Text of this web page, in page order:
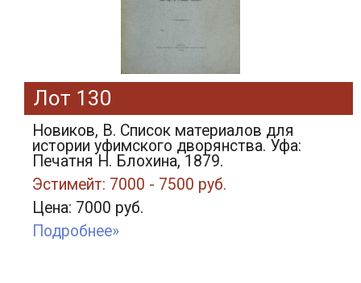
Лот 130
Новиков, В. Список материалов для
истории уфимского дворянства. Уфа:
Печатня Н. Блохина, 1879.
Эстимейт: 7000 - 7500 руб.
Цена: 7000 руб.
Подробнее»